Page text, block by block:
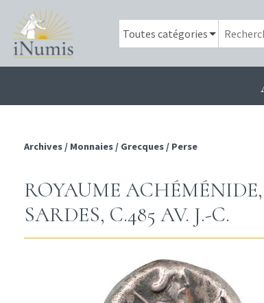
Archives / Monnaies / Grecques / Perse
ROYAUME
SARDES, C.485 AV. J.-C.